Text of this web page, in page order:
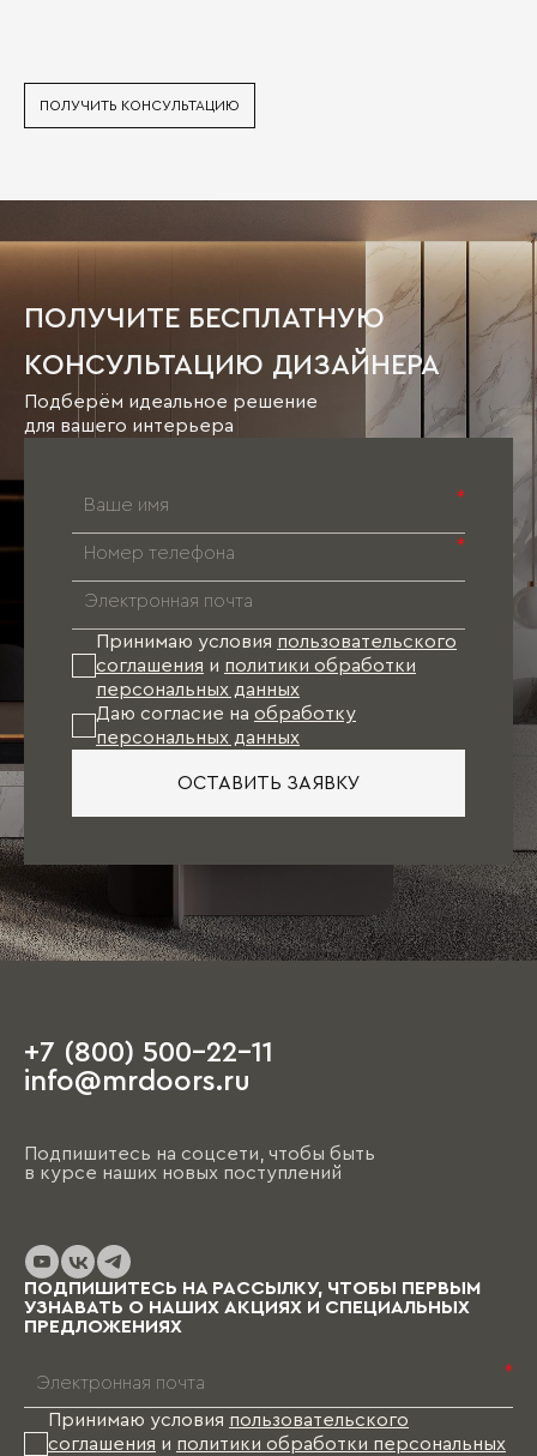
ПОЛУЧИТЬ КОНСУЛЬТАЦИЮ
ПОЛУЧИТЕ БЕСПЛАТНУЮ
КОНСУЛЬТАЦИЮ ДИЗАЙНЕРА
Подберём идеальное решение
для вашего интерьера
*
*
Принимаю условия пользовательского
соглашения и политики обработки
персональных данных
Даю согласие на обработку
персональных данных
ОСТАВИТЬ ЗАЯВКУ
+7 (800) 500-22-11
info@mrdoors.ru
Подпишитесь на соцсети, чтобы быть
в курсе наших новых поступлений
ПОДПИШИТЕСЬ НА РАССЫЛКУ, ЧТОБЫ ПЕРВЫМ
УЗНАВАТЬ О НАШИХ АКЦИЯХ И СПЕЦИАЛЬНЫХ
ПРЕДЛОЖЕНИЯХ
*
Принимаю условия пользовательского
соглашения и политики обработки персональных